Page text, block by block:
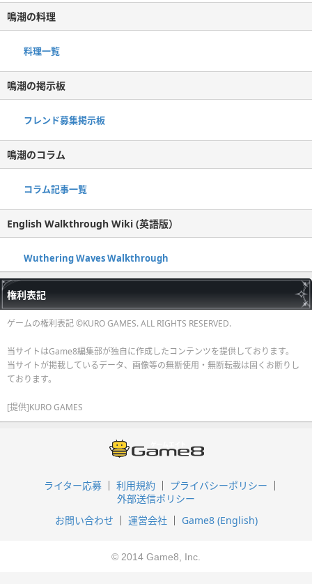
鳴潮の料理
料理一覧
鳴潮の掲示板
フレンド募集掲示板
鳴潮のコラム
コラム記事一覧
English Walkthrough Wiki (英語版）
Wuthering Waves Walkthrough
権利表記
ゲームの権利表記 ©KURO GAMES. ALL RIGHTS RESERVED.
当サイトはGame8編集部が独自に作成したコンテンツを提供しております。
当サイトが掲載しているデータ、画像等の無断使用・無断転載は固くお断りし
ております。
[提供]KURO GAMES
ライター応募 利用規約
プライバシーポリシー
外部送信ポリシー
お問い合わせ
運営会社 Game8 (English)
© 2014 Game8, Inc.